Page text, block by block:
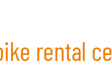
rental